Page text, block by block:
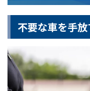
不要な車を手